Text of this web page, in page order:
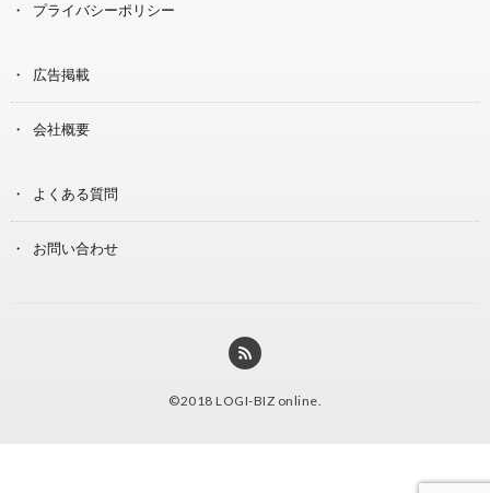
プライバシーポリシー
広告掲載
会社概要
よくある質問
お問い合わせ
©2018 LOGI-BIZ online.